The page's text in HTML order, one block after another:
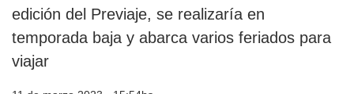
edición del Previaje, se realizaría en
temporada baja y abarca varios feriados para
viajar